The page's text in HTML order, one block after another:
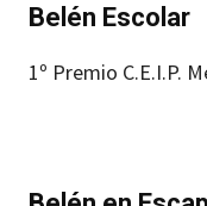
Belén Escolar
1º Premio C.E.I.P.